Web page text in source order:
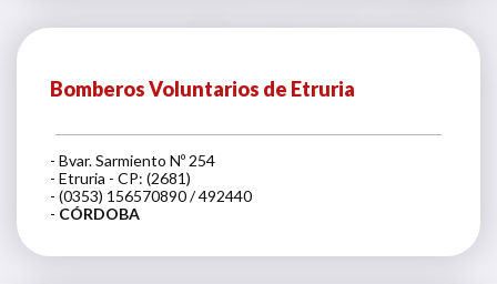
Bomberos Voluntarios de Etruria
- Bvar. Sarmiento Nº 254
- Etruria - CP: (2681)
- (0353) 156570890 / 492440
- CÓRDOBA